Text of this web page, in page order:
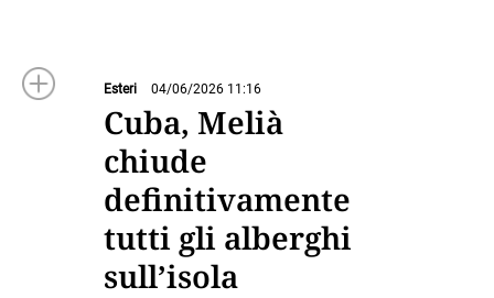
Esteri 04/06/2026 11:16
Cuba, Melià
chiude
definitivamente
tutti gli alberghi
sull’isola